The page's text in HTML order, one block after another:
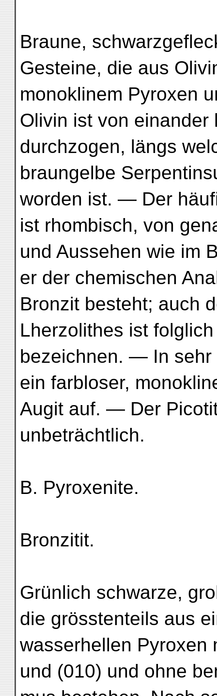
Braune,
Gesteine, die aus
monoklinem Pyroxen
Olivin ist von
durchzogen, längs
braungelbe
worden ist. — Der
ist rhombisch, von
und Aussehen wie im
er der chemischen
Bronzit besteht; auch
Lherzolithes ist
bezeichnen. — In sehr
ein farbloser,
Augit auf. — Der
unbeträchtlich.
B. Pyroxenite.
Bronzitit.
Grünlich schwarze,
die grösstenteils aus
wasserhellen Pyroxen
und (010) und ohne